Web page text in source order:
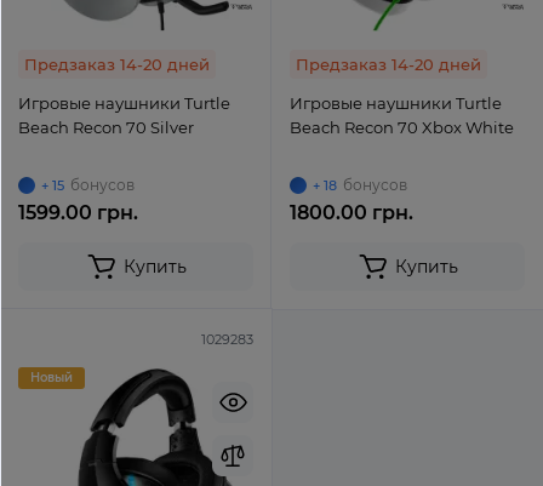
Предзаказ 14-20 дней
Игровые наушники Turtle
Beach Recon 70 Silver
+ 15 бонусов
1599.00 грн.
Купить
Предзаказ 14-20 дней
Игровые наушники Turtle
Beach Recon 70 Xbox White
+ 18 бонусов
1800.00 грн.
Купить
1029283
Новый